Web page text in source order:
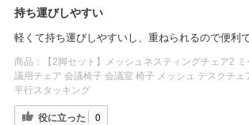
持ち運びしやすい
軽くて持ち運びしやすいし、重ねられるので便利で
商品：
【2脚セット】メッシュネスティングチェア2
議用チェア 会議椅子 会議室 椅子 メッシュ デスクチェ
平行スタッキング
役に立った 0